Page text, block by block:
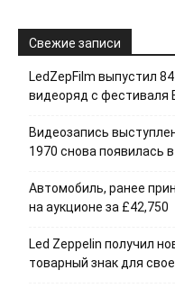
Свежие записи
LedZepFilm выпустил
видеоряд с фестиваля
Видеозапись
1970 снова появилась
Автомобиль, ранее
на аукционе за £42,750
Led Zeppelin получил
товарный знак для